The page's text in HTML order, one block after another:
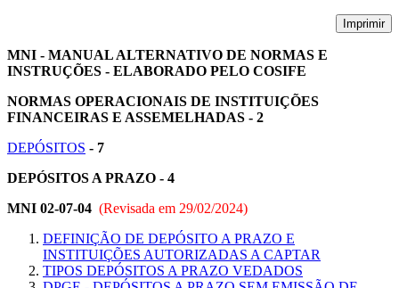
Imprimir
MNI - MANUAL ALTERNATIVO DE NORMAS E
INSTRUÇÕES - ELABORADO PELO COSIFE
NORMAS OPERACIONAIS DE INSTITUIÇÕES
FINANCEIRAS E ASSEMELHADAS - 2
DEPÓSITOS - 7
DEPÓSITOS A PRAZO - 4
MNI 02-07-04 (Revisada em 29/02/2024)
DEFINIÇÃO DE DEPÓSITO A PRAZO E
INSTITUIÇÕES AUTORIZADAS A CAPTAR
TIPOS DEPÓSITOS A PRAZO VEDADOS